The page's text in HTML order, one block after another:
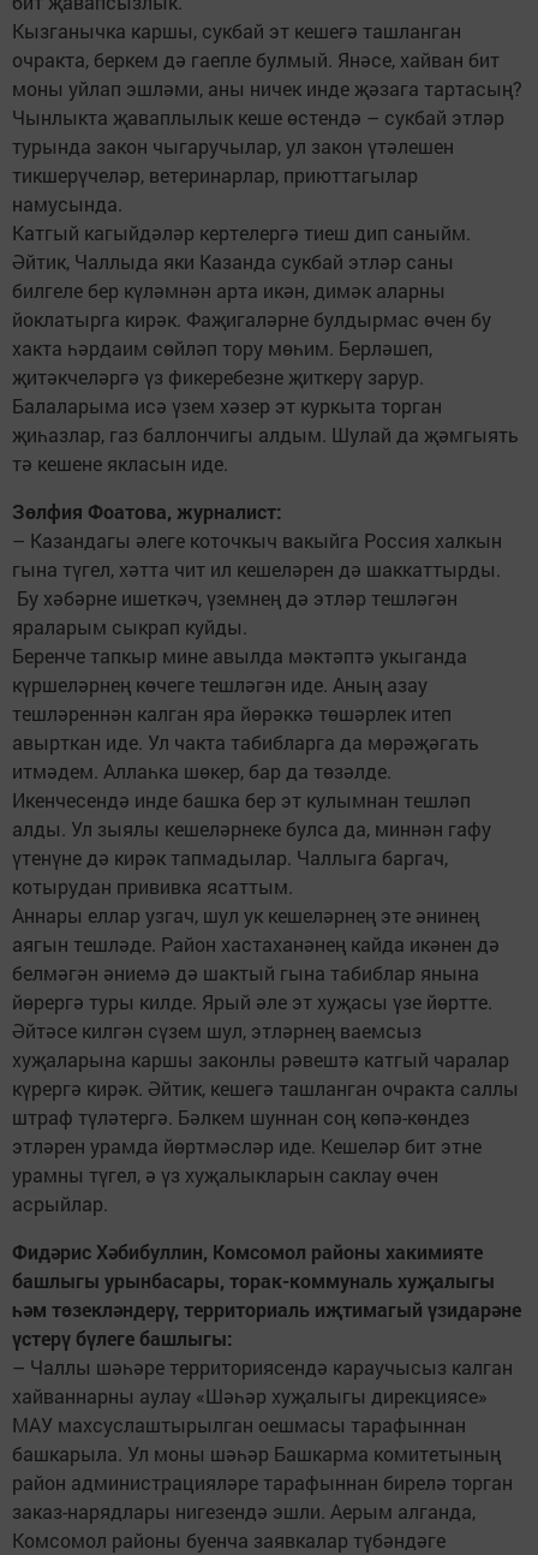
Кызганычка каршы, сукбай эт кешегә ташланган
очракта, беркем дә гаепле булмый. Янәсе, хайван бит
моны уйлап эшләми, аны ничек инде җәзага тартасың?
Чынлыкта җаваплылык кеше өстендә – сукбай этләр
турында закон чыгаручылар, ул закон үтәлешен
тикшерүчеләр, ветеринарлар, приюттагылар
намусында.
Катгый кагыйдәләр кертелергә тиеш дип саныйм.
Әйтик, Чаллыда яки Казанда сукбай этләр саны
билгеле бер күләмнән арта икән, димәк аларны
йоклатырга кирәк. Фаҗигаләрне булдырмас өчен бу
хакта һәрдаим сөйләп тору мөһим. Берләшеп,
җитәкчеләргә үз фикеребезне җиткерү зарур.
Балаларыма исә үзем хәзер эт куркыта торган
җиһазлар, газ баллончигы алдым. Шулай да җәмгыять
тә кешене якласын иде.
Зөлфия Фоатова, журналист:
– Казандагы әлеге коточкыч вакыйга Россия халкын
гына түгел, хәтта чит ил кешеләрен дә шаккаттырды.
Бу хәбәрне ишеткәч, үземнең дә этләр тешләгән
яраларым сыкрап куйды.
Беренче тапкыр мине авылда мәктәптә укыганда
күршеләрнең көчеге тешләгән иде. Аның азау
тешләреннән калган яра йөрәккә төшәрлек итеп
авырткан иде. Ул чакта табибларга да мөрәҗәгать
итмәдем. Аллаһка шөкер, бар да төзәлде.
Икенчесендә инде башка бер эт кулымнан тешләп
алды. Ул зыялы кешеләрнеке булса да, миннән гафу
үтенүне дә кирәк тапмадылар. Чаллыга баргач,
котырудан прививка ясаттым.
Аннары еллар узгач, шул ук кешеләрнең эте әнинең
аягын тешләде. Район хастаханәнең кайда икәнен дә
белмәгән әниемә дә шактый гына табиблар янына
йөрергә туры килде. Ярый әле эт хуҗасы үзе йөртте.
Әйтәсе килгән сүзем шул, этләрнең ваемсыз
хуҗаларына каршы законлы рәвештә катгый чаралар
күрергә кирәк. Әйтик, кешегә ташланган очракта саллы
штраф түләтергә. Бәлкем шуннан соң көпә-көндез
этләрен урамда йөртмәсләр иде. Кешеләр бит этне
урамны түгел, ә үз хуҗалыкларын саклау өчен
асрыйлар.
Фидәрис Хәбибуллин, Комсомол районы хакимияте
башлыгы урынбасары, торак-коммуналь хуҗалыгы
һәм төзекләндерү, территориаль иҗтимагый үзидарәне
үстерү бүлеге башлыгы:
– Чаллы шәһәре территориясендә караучысыз калган
хайваннарны аулау «Шәһәр хуҗалыгы дирекциясе»
МАУ махсуслаштырылган оешмасы тарафыннан
башкарыла. Ул моны шәһәр Башкарма комитетының
район администрацияләре тарафыннан бирелә торган
заказ-нарядлары нигезендә эшли. Аерым алганда,
Комсомол районы буенча заявкалар түбәндәге